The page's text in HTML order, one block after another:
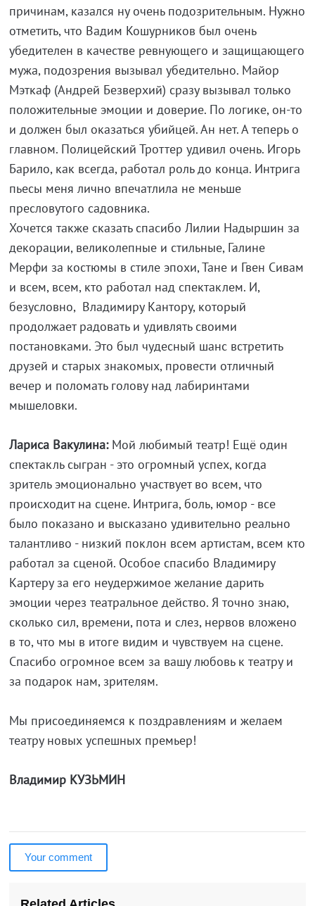
причинам, казался ну очень подозрительным. Нужно
отметить, что Вадим Кошурников был очень
убедителен в качестве ревнующего и защищающего
мужа, подозрения вызывал убедительно. Майор
Мэткаф (Андрей Безверхий) сразу вызывал только
положительные эмоции и доверие. По логике, он-то
и должен был оказаться убийцей. Ан нет. А теперь о
главном. Полицейский Троттер удивил очень. Игорь
Барило, как всегда, работал роль до конца. Интрига
пьесы меня лично впечатлила не меньше
пресловутого садовника.
Хочется также сказать спасибо Лилии Надыршин за
декорации, великолепные и стильные, Галине
Мерфи за костюмы в стиле эпохи, Тане и Гвен Сивам
и всем, всем, кто работал над спектаклем. И,
безусловно, Владимиру Кантору, который
продолжает радовать и удивлять своими
постановками. Это был чудесный шанс встретить
друзей и старых знакомых, провести отличный
вечер и поломать голову над лабиринтами
мышеловки.
Лариса Вакулина:Мой любимый театр! Ещё один
спектакль сыгран - это огромный успех, когда
зритель эмоционально участвует во всем, что
происходит на сцене. Интрига, боль, юмор - все
было показано и высказано удивительно реально
талантливо - низкий поклон всем артистам, всем кто
работал за сценой. Особое спасибо Владимиру
Картеру за его неудержимое желание дарить
эмоции через театральное действо. Я точно знаю,
сколько сил, времени, пота и слез, нервов вложено
в то, что мы в итоге видим и чувствуем на сцене.
Спасибо огромное всем за вашу любовь к театру и
за подарок нам, зрителям.
Мы присоединяемся к поздравлениям и желаем
театру новых успешных премьер!
Владимир КУЗЬМИН
Your comment